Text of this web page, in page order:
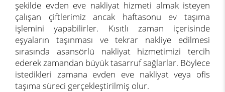
şekilde evden eve nakliyat hizmeti almak isteyen
çalışan çiftlerimiz ancak haftasonu ev taşıma
işlemini yapabilirler. Kısıtlı zaman içerisinde
eşyaların taşınması ve tekrar nakliye edilmesi
sırasında asansörlü nakliyat hizmetimizi tercih
ederek zamandan büyük tasarruf sağlarlar. Böylece
istedikleri zamana evden eve nakliyat veya ofis
taşıma süreci gerçekleştirilmiş olur.